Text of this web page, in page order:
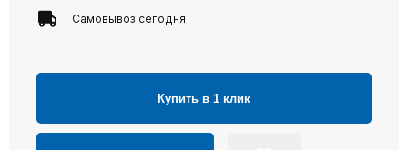
Самовывоз сегодня
Купить в 1 клик